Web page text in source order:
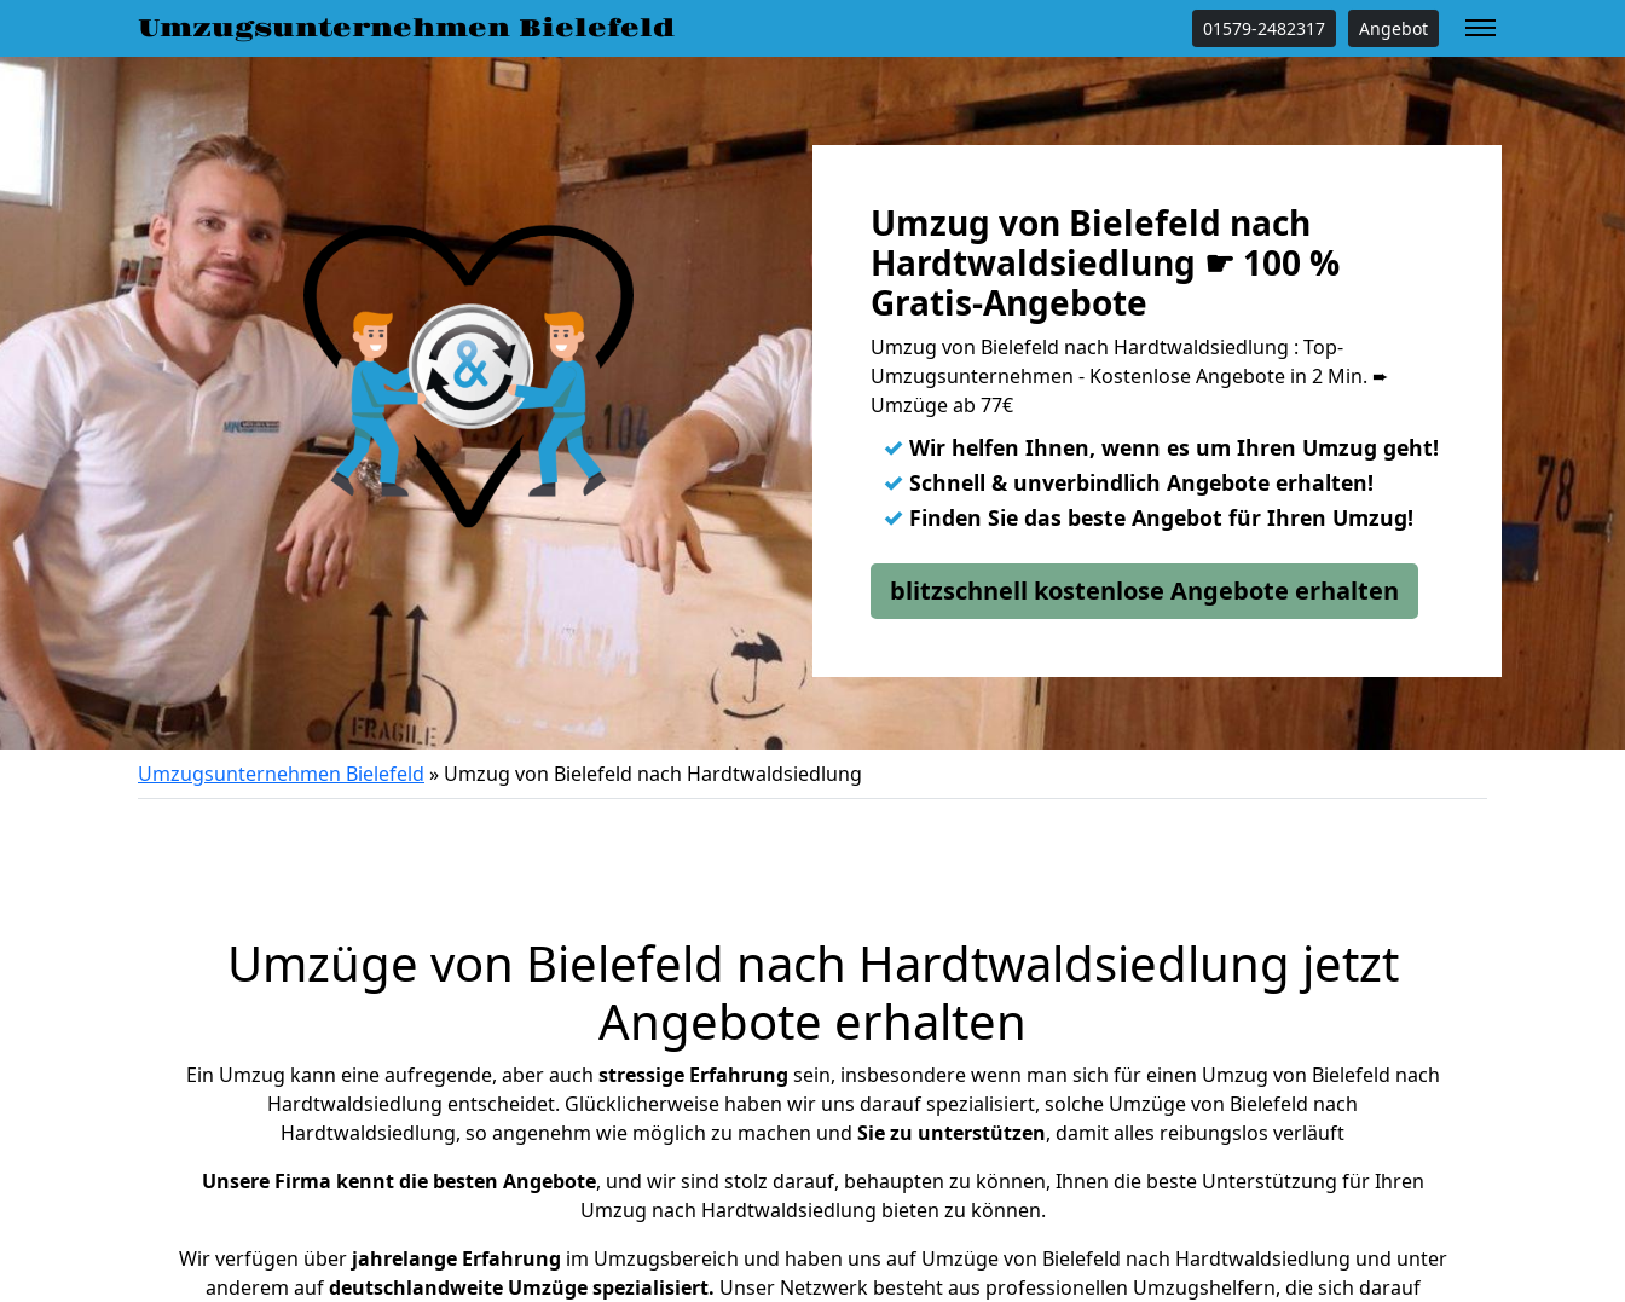
Umzugsunternehmen Bielefeld 01579-2482317 Angebot
Umzug von Bielefeld nach
Hardtwaldsiedlung ☛ 100 %
Gratis-Angebote
Umzug von Bielefeld nach Hardtwaldsiedlung : Top-
Umzugsunternehmen - Kostenlose Angebote in 2 Min. ➨
Umzüge ab 77€
✓ Wir helfen Ihnen, wenn es um Ihren Umzug geht!
✓ Schnell & unverbindlich Angebote erhalten!
✓ Finden Sie das beste Angebot für Ihren Umzug!
blitzschnell kostenlose Angebote erhalten
Umzugsunternehmen Bielefeld » Umzug von Bielefeld nach Hardtwaldsiedlung
Umzüge von Bielefeld nach Hardtwaldsiedlung jetzt
Angebote erhalten
Ein Umzug kann eine aufregende, aber auch stressige Erfahrung sein, insbesondere wenn man sich für einen Umzug von Bielefeld nach
Hardtwaldsiedlung entscheidet. Glücklicherweise haben wir uns darauf spezialisiert, solche Umzüge von Bielefeld nach
Hardtwaldsiedlung, so angenehm wie möglich zu machen und Sie zu unterstützen, damit alles reibungslos verläuft
Unsere Firma kennt die besten Angebote, und wir sind stolz darauf, behaupten zu können, Ihnen die beste Unterstützung für Ihren
Umzug nach Hardtwaldsiedlung bieten zu können.
Wir verfügen überjahrelange Erfahrung im Umzugsbereich und haben uns auf Umzüge von Bielefeld nach Hardtwaldsiedlung und unter
anderem aufdeutschlandweite Umzüge spezialisiert. Unser Netzwerk besteht aus professionellen Umzugshelfern, die sich darauf